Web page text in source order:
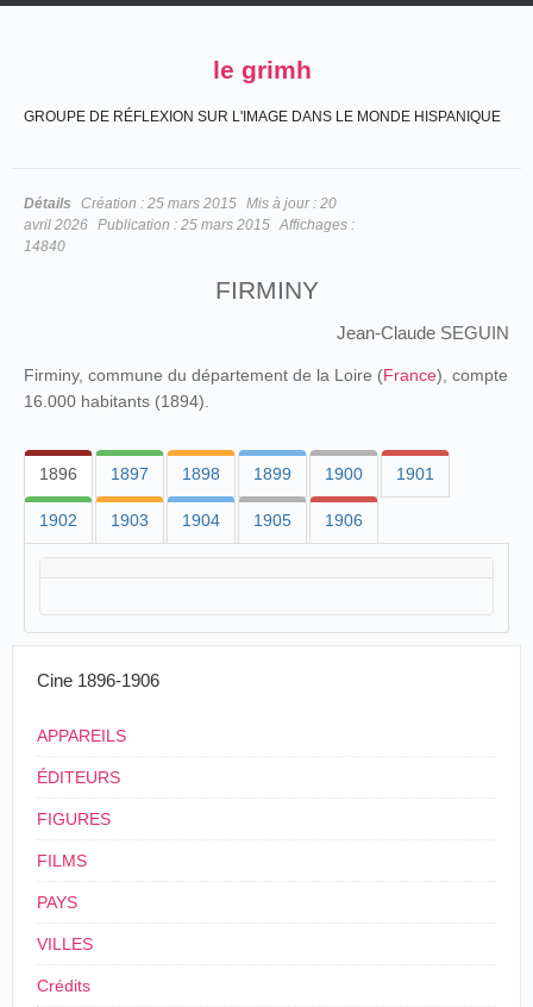
le grimh
GROUPE DE RÉFLEXION SUR L'IMAGE DANS LE MONDE HISPANIQUE
Détails Création : 25 mars 2015 Mis à jour : 20
avril 2026 Publication : 25 mars 2015 Affichages :
14840
FIRMINY
Jean-Claude SEGUIN
Firminy, commune du département de la Loire (France), compte
16.000 habitants (1894).
1896 1897 1898 1899 1900 1901
1902 1903 1904 1905 1906
Cine 1896-1906
APPAREILS
ÉDITEURS
FIGURES
FILMS
PAYS
VILLES
Crédits